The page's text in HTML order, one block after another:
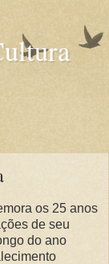
os 25 anos
de seu
do ano